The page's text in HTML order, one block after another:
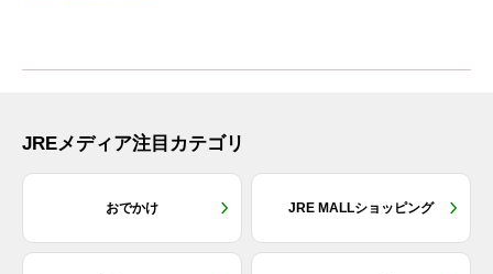
JREメディア注目カテゴリ
おでかけ JRE MALLショッピング